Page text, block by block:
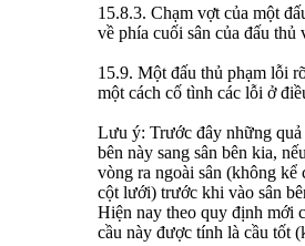
15.8.3. Chạm vợt của một
về phía cuối sân của đấu thủ
15.9. Một đấu thủ phạm lỗi
một cách cố tình các lỗi ở
Lưu ý: Trước đây những quả
bên này sang sân bên kia,
vòng ra ngoài sân (không kể
cột lưới) trước khi vào sân
Hiện nay theo quy định mới
cầu này được tính là cầu tốt